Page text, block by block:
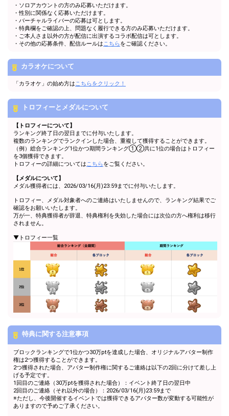
・ソロアカウントの方のみ応募いただけます。
・性別に関係なく応募いただけます。
・バーチャルライバーの応募は可とします。
・特典欄をご確認の上、問題なく履行できる方のみ応募いただけます。
・ご本人さま以外の方が配信に出演するコラボ配信は可とします。
・その他の応募条件、配信ルールはこちらをご確認ください。
カラオケについて
「カラオケ」の始め方はこちらをクリック！
トロフィーとメダルについて
【トロフィーについて】
ランキング終了日の翌日までに付与いたします。
複数のランキングでランクインした場合、重複して獲得することができます。
（例）総合ランキング1位かつ期間ランキング①②共に1位の場合はトロフィー
を3個獲得できます。
トロフィーの詳細についてはこちらをご覧ください。
【メダルについて】
メダル獲得者には、2026/03/16(月)23:59までに付与いたします。
トロフィー、メダル対象者へのご連絡はいたしませんので、ランキング結果でご
確認をお願いいたします。
万が一、特典獲得者が辞退、特典権利を失効した場合には次位の方へ権利は移行
されません。
▼トロフィー一覧
特典に関する注意事項
ブロックランキングで1位かつ30万ptを達成した場合、オリジナルアバター制作
権は2つ獲得することができます。
2つ獲得された場合、アバター制作権に関するご連絡は以下の2回に分けて差し上
げる予定です。
1回目のご連絡（30万ptを獲得された場合）：イベント終了日の翌日中
2回目のご連絡（それ以外の場合）：2026/03/16(月)23:59まで
※ただし、今後開催するイベントでは獲得できるアバター数が変動する可能性が
ありますので予めご了承ください。